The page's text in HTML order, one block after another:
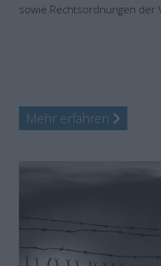
sowie Rechtsordnungen der
Mehr erfahren